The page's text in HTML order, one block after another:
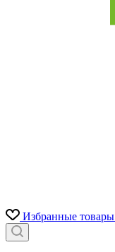
Избранные товары